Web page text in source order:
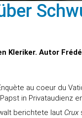
Kleriker. Autor
au coeur du
in Privataudienz
berichtete laut Crux